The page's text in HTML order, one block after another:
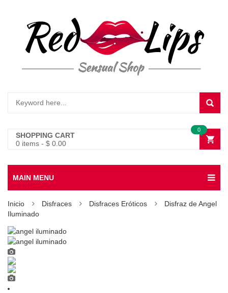
SHOPPING CART
0 items - $ 0.00
0
MAIN MENU
Inicio Disfraces Disfraces Eróticos
Disfraz de Angel
Iluminado